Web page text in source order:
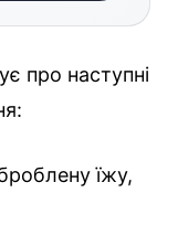
про наступні
їжу,